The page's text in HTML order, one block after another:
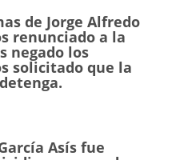
de Jorge Alfredo
renunciado a la
negado los
solicitado que la
Asís fue